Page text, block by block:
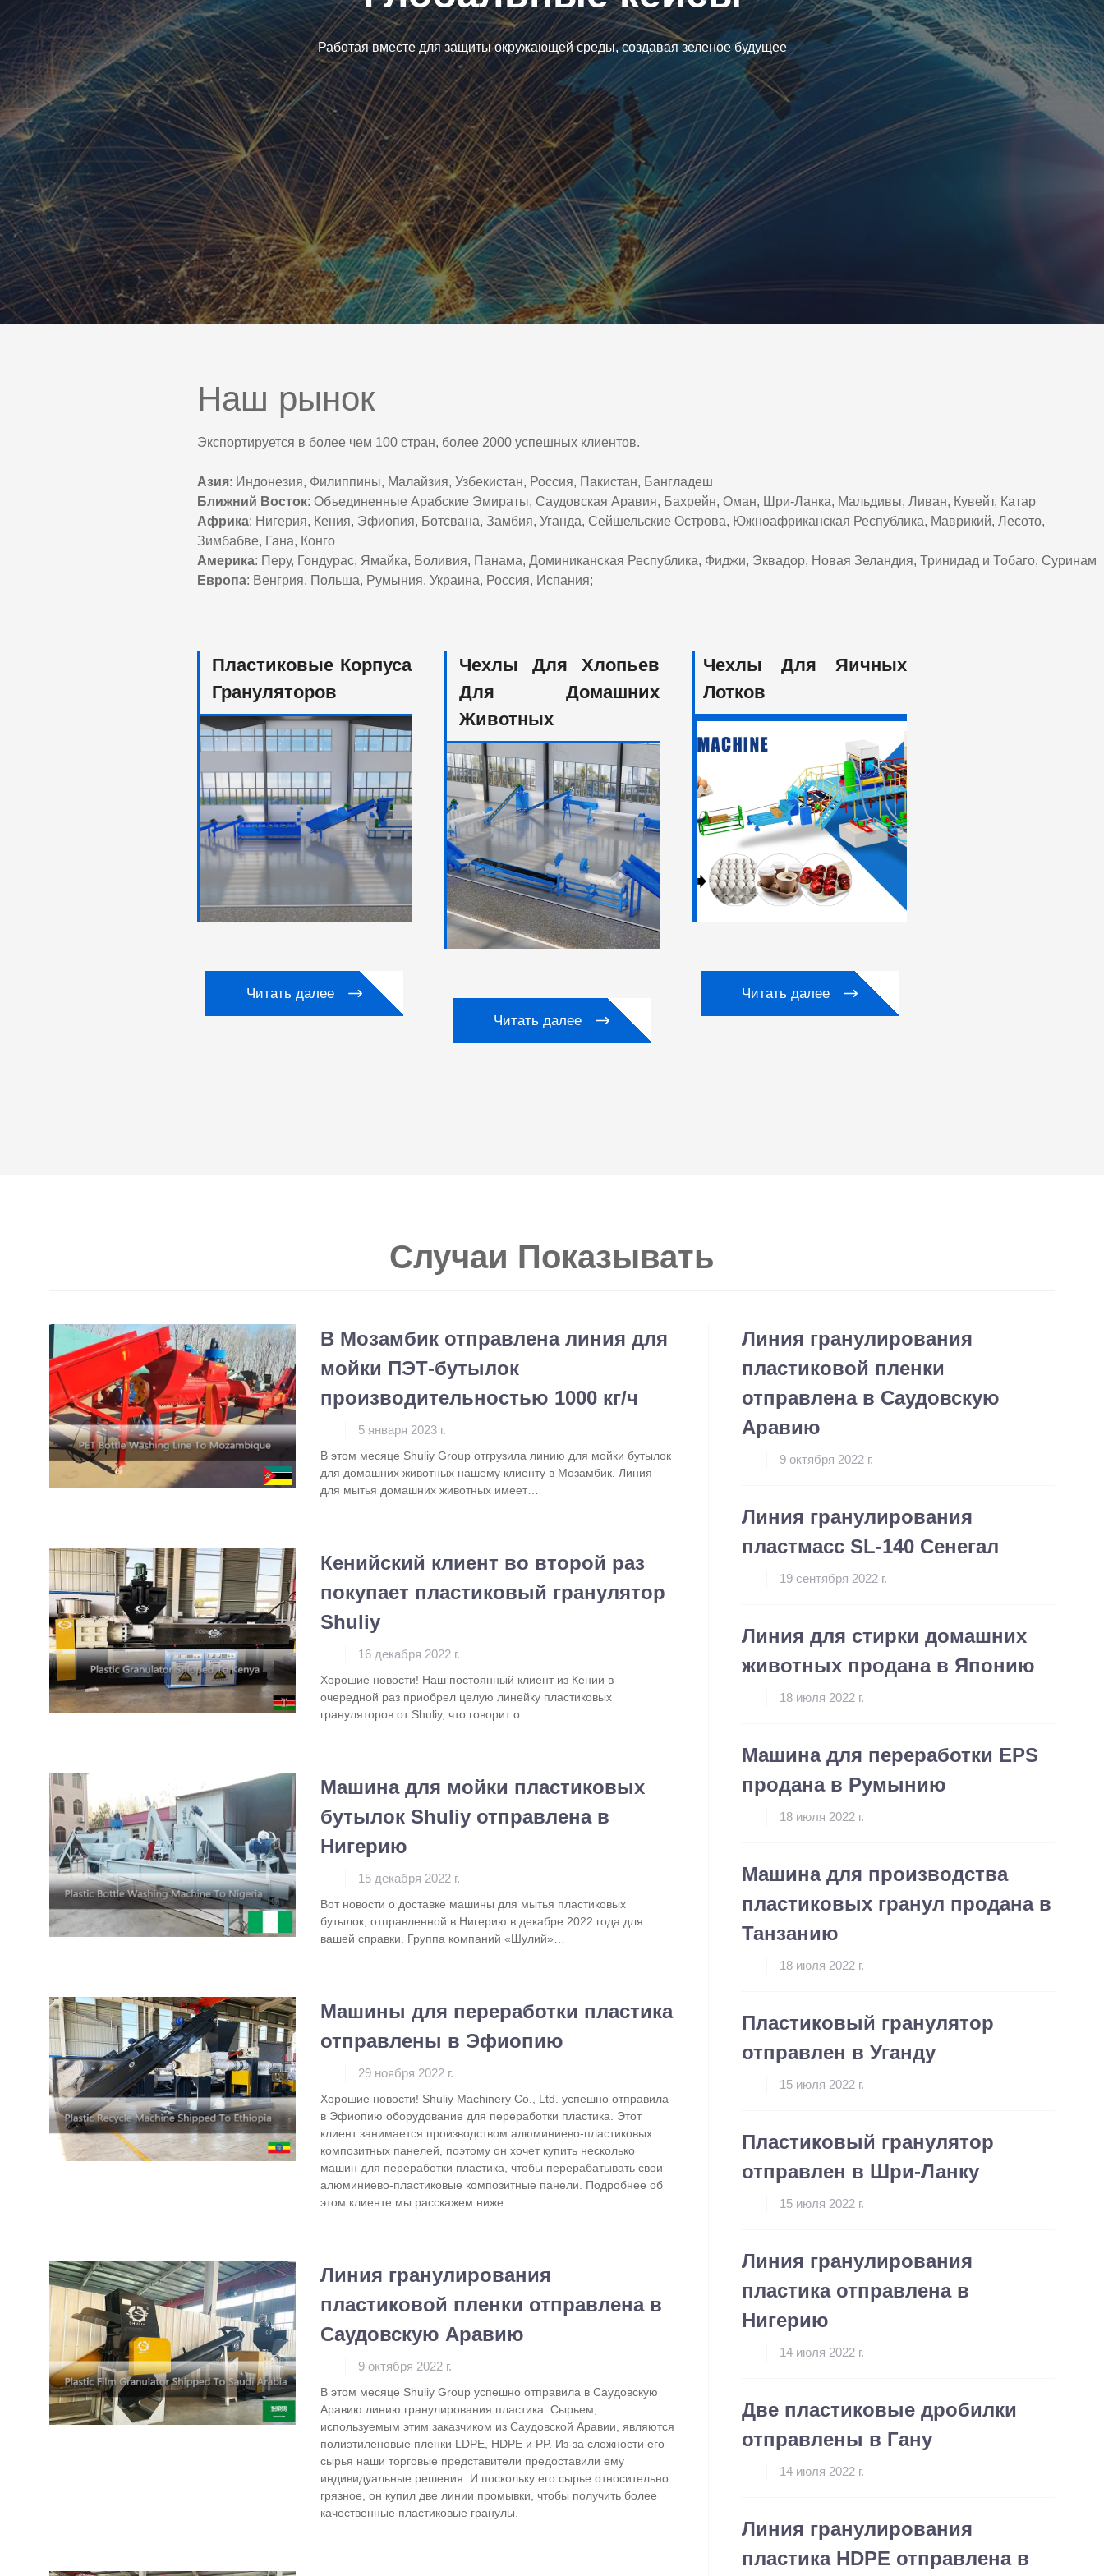
Работая вместе для защиты окружающей среды, создавая зеленое будущее
Наш рынок
Экспортируется в более чем 100 стран, более 2000 успешных клиентов.
Азия: Индонезия, Филиппины, Малайзия, Узбекистан, Россия, Пакистан, Бангладеш
Ближний Восток: Объединенные Арабские Эмираты, Саудовская Аравия, Бахрейн, Оман, Шри-Ланка, Мальдивы, Ливан, Кувейт, Катар
Африка: Нигерия, Кения, Эфиопия, Ботсвана, Замбия, Уганда, Сейшельские Острова, Южноафриканская Республика, Маврикий, Лесото,
Зимбабве, Гана, Конго
Америка: Перу, Гондурас, Ямайка, Боливия, Панама, Доминиканская Республика, Фиджи, Эквадор, Новая Зеландия, Тринидад и Тобаго, Суринам
Европа: Венгрия, Польша, Румыния, Украина, Россия, Испания;
Пластиковые Корпуса
Грануляторов
Читать далее
Чехлы Для Хлопьев
Для Домашних
Животных
Читать далее
Чехлы Для Яичных
Лотков
Читать далее
Случаи Показывать
В Мозамбик отправлена линия для
мойки ПЭТ-бутылок
производительностью 1000 кг/ч
5 января 2023 г.
В этом месяце Shuliy Group отгрузила линию для мойки бутылок
для домашних животных нашему клиенту в Мозамбик. Линия
для мытья домашних животных имеет…
Кенийский клиент во второй раз
покупает пластиковый гранулятор
Shuliy
16 декабря 2022 г.
Хорошие новости! Наш постоянный клиент из Кении в
очередной раз приобрел целую линейку пластиковых
грануляторов от Shuliy, что говорит о …
Машина для мойки пластиковых
бутылок Shuliy отправлена в
Нигерию
15 декабря 2022 г.
Вот новости о доставке машины для мытья пластиковых
бутылок, отправленной в Нигерию в декабре 2022 года для
вашей справки. Группа компаний «Шулий»…
Машины для переработки пластика
отправлены в Эфиопию
29 ноября 2022 г.
Хорошие новости! Shuliy Machinery Co., Ltd. успешно отправила
в Эфиопию оборудование для переработки пластика. Этот
клиент занимается производством алюминиево-пластиковых
композитных панелей, поэтому он хочет купить несколько
машин для переработки пластика, чтобы перерабатывать свои
алюминиево-пластиковые композитные панели. Подробнее об
этом клиенте мы расскажем ниже.
Линия гранулирования
пластиковой пленки отправлена в
Саудовскую Аравию
9 октября 2022 г.
В этом месяце Shuliy Group успешно отправила в Саудовскую
Аравию линию гранулирования пластика. Сырьем,
используемым этим заказчиком из Саудовской Аравии, являются
полиэтиленовые пленки LDPE, HDPE и PP. Из-за сложности его
сырья наши торговые представители предоставили ему
индивидуальные решения. И поскольку его сырье относительно
грязное, он купил две линии промывки, чтобы получить более
качественные пластиковые гранулы.
Линия гранулирования
пластиковой пленки
отправлена в Саудовскую
Аравию
9 октября 2022 г.
Линия гранулирования
пластмасс SL-140 Сенегал
19 сентября 2022 г.
Линия для стирки домашних
животных продана в Японию
18 июля 2022 г.
Машина для переработки EPS
продана в Румынию
18 июля 2022 г.
Машина для производства
пластиковых гранул продана в
Танзанию
18 июля 2022 г.
Пластиковый гранулятор
отправлен в Уганду
15 июля 2022 г.
Пластиковый гранулятор
отправлен в Шри-Ланку
15 июля 2022 г.
Линия гранулирования
пластика отправлена в
Нигерию
14 июля 2022 г.
Две пластиковые дробилки
отправлены в Гану
14 июля 2022 г.
Линия гранулирования
пластика HDPE отправлена в